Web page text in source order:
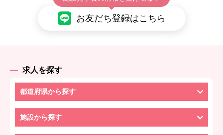
お友だち登録はこちら
求人を探す
都道府県から探す
施設から探す